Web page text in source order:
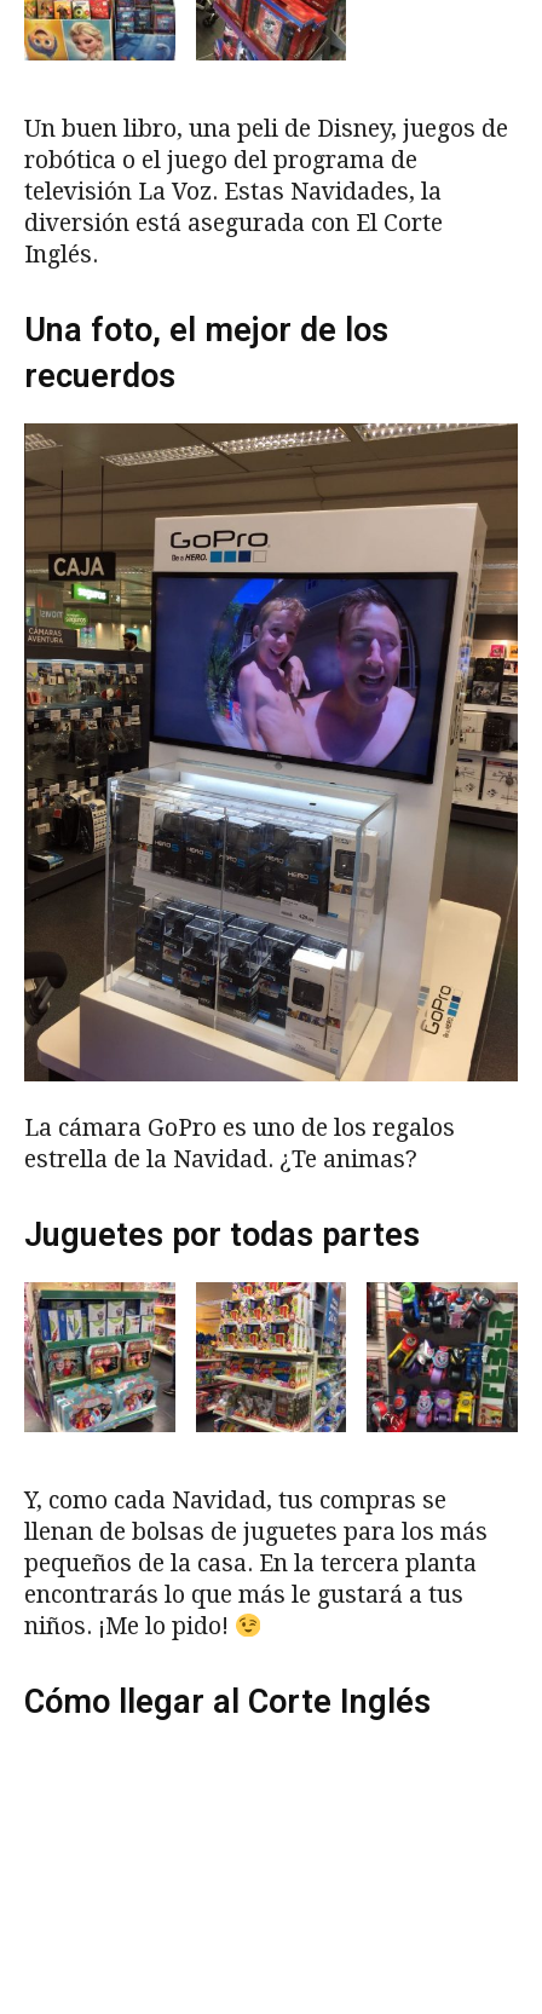
Un buen libro, una peli de Disney, juegos de
robótica o el juego del programa de
televisión La Voz. Estas Navidades, la
diversión está asegurada con El Corte
Inglés.
Una foto, el mejor de los
recuerdos
La cámara GoPro es uno de los regalos
estrella de la Navidad. ¿Te animas?
Juguetes por todas partes
Y, como cada Navidad, tus compras se
llenan de bolsas de juguetes para los más
pequeños de la casa. En la tercera planta
encontrarás lo que más le gustará a tus
niños. ¡Me lo pido!
Cómo llegar al Corte Inglés